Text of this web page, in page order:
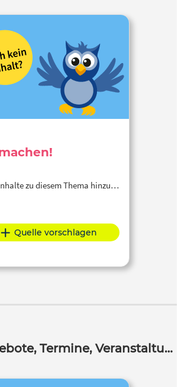
zu diesem Thema hinzu…
Quelle vorschlagen
Bildungsangebote, Termine, Veranstaltungen